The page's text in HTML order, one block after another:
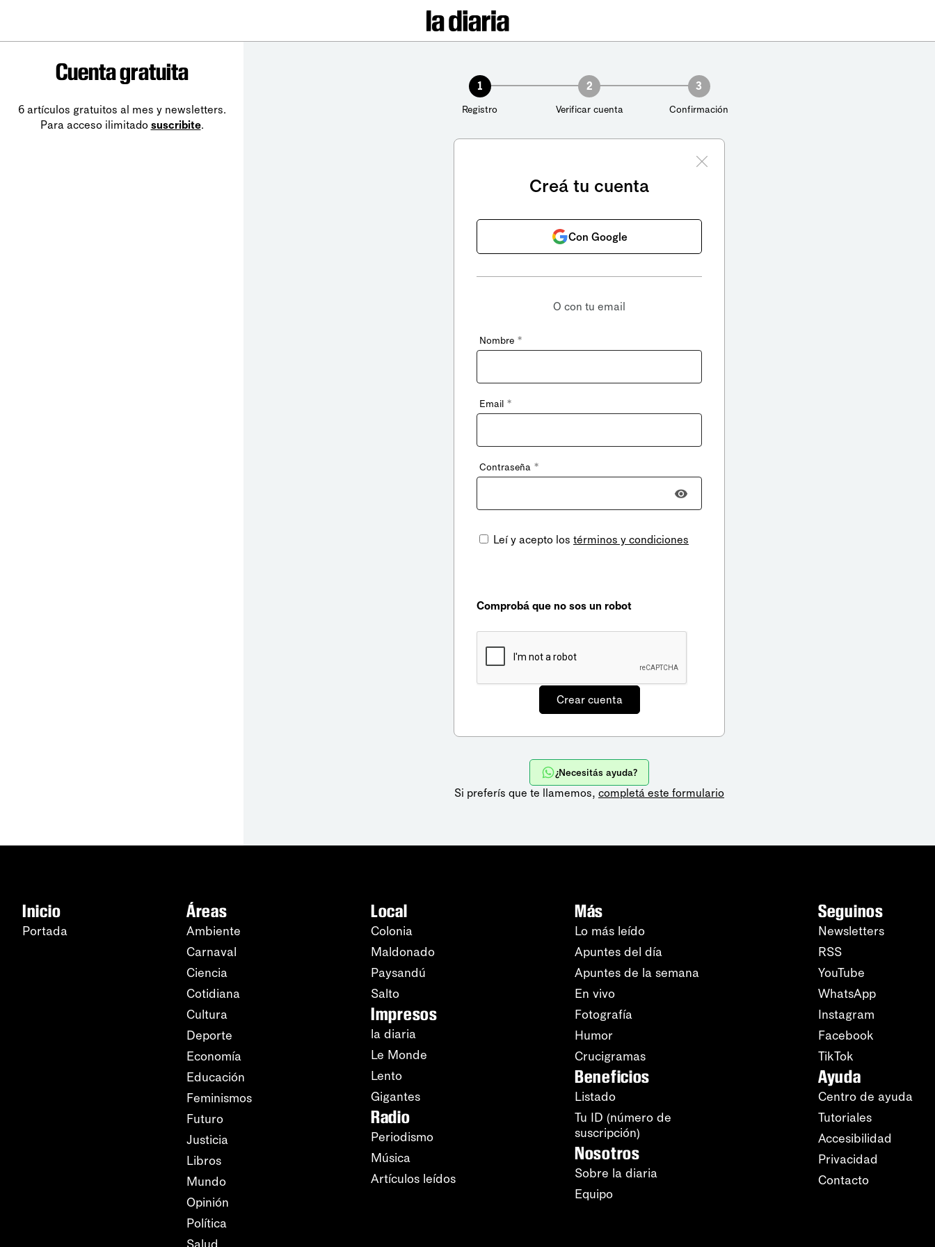
Cuenta gratuita
6 artículos gratuitos al mes y newsletters.
Para acceso ilimitado suscribite.
1
Registro
2
Verificar cuenta
3
Confirmación
Creá tu cuenta
Con Google
O con tu email
Nombre *
Email *
Contraseña *
Leí y acepto los términos y condiciones
Comprobá que no sos un robot
¿Necesitás ayuda?
Si preferís que te llamemos, completá este formulario
Inicio
Portada
Áreas
Ambiente
Carnaval
Ciencia
Cotidiana
Cultura
Deporte
Economía
Educación
Feminismos
Futuro
Justicia
Libros
Mundo
Opinión
Política
Local
Colonia
Maldonado
Paysandú
Salto
Impresos
la diaria
Le Monde
Lento
Gigantes
Radio
Periodismo
Música
Artículos leídos
Más
Lo más leído
Apuntes del día
Apuntes de la semana
En vivo
Fotografía
Humor
Crucigramas
Beneficios
Listado
Tu ID (número de
suscripción)
Nosotros
Sobre la diaria
Equipo
Seguinos
Newsletters
RSS
YouTube
WhatsApp
Instagram
Facebook
TikTok
Ayuda
Centro de ayuda
Tutoriales
Accesibilidad
Privacidad
Contacto